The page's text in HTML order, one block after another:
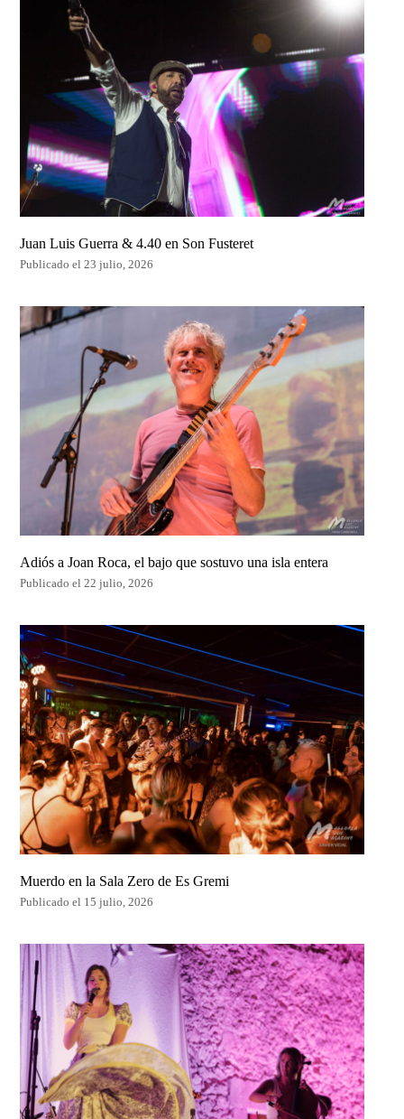
Juan Luis Guerra & 4.40 en Son Fusteret
Publicado el 23 julio, 2026
Adiós a Joan Roca, el bajo que sostuvo una isla entera
Publicado el 22 julio, 2026
Muerdo en la Sala Zero de Es Gremi
Publicado el 15 julio, 2026